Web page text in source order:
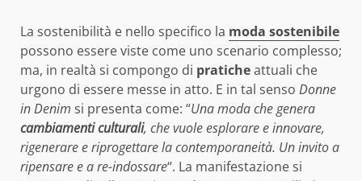
La sostenibilità e nello specifico la moda sostenibile
possono essere viste come uno scenario complesso;
ma, in realtà si compongo di praticheattuali che
urgono di essere messe in atto. E in tal senso Donne
in Denim si presenta come: “Una moda che genera
cambiamenti culturali, che vuole esplorare e innovare,
rigenerare e riprogettare la contemporaneità. Un invito a
ripensare e a re-indossare“. La manifestazione si